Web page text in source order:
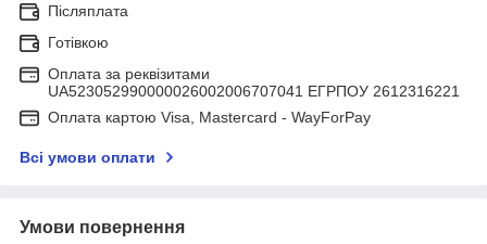
Післяплата
Готівкою
Оплата за реквізитами
UA523052990000026002006707041 ЕГРПОУ 2612316221
Оплата картою Visa, Mastercard - WayForPay
Всі умови оплати
Умови повернення